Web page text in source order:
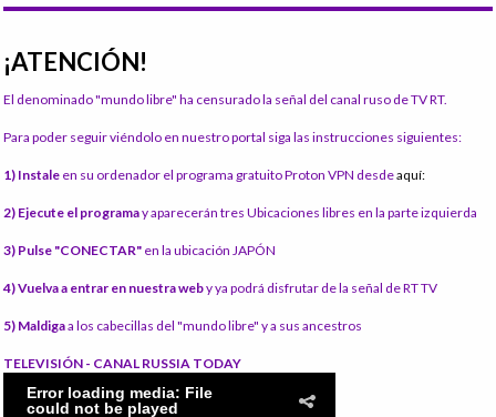
¡ATENCIÓN!
El denominado "mundo libre" ha censurado la señal del canal ruso de TV RT.
Para poder seguir viéndolo en nuestro portal siga las instrucciones siguientes:
1) Instale en su ordenador el programa gratuito Proton VPN desdeaquí:
2) Ejecute el programay aparecerán tres Ubicaciones libres en la parte izquierda
3) Pulse "CONECTAR" en la ubicación JAPÓN
4) Vuelva a entrar en nuestra weby ya podrá disfrutar de la señal de RT TV
5) Maldigaa los cabecillas del "mundo libre" y a sus ancestros
TELEVISIÓN - CANAL RUSSIA TODAY